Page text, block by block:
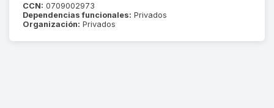
CCN: 0709002973
Dependencias funcionales: Privados
Organización: Privados